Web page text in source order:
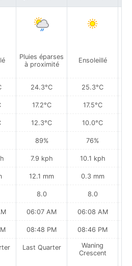
Pluies éparses
à proximité
24.3°C
17.2°C
12.3°C
89%
7.9 kph
12.1 mm
8.0
06:07 AM
08:48 PM
Last Quarter
Ensoleillé
25.3°C
17.5°C
10.0°C
76%
10.1 kph
0.3 mm
8.0
06:08 AM
08:46 PM
Waning
Crescent